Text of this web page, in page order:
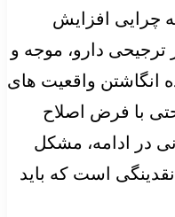
چرایی افزایش
دارو، موجه و
انگاشتن واقعیت های
با فرض اصلاح
در ادامه، مشکل
است که باید